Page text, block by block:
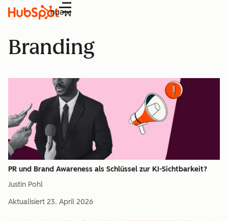
Menü
Branding
PR und Brand Awareness als Schlüssel zur KI-Sichtbarkeit?
Justin Pohl
Aktualisiert 23. April 2026